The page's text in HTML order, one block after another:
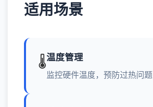
适用场景
🌡️温度管理
监控硬件温度，预防过热问题